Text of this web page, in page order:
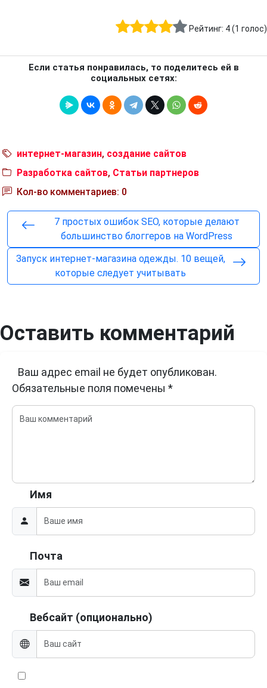
Рейтинг: 4(1 голос)
Если статья понравилась, то поделитесь ей в
социальных сетях:
интернет-магазин, создание сайтов
Разработка сайтов, Статьи партнеров
Кол-во комментариев: 0
7 простых ошибок SEO, которые делают
большинство блоггеров на WordPress
Запуск интернет-магазина одежды. 10 вещей,
которые следует учитывать
Оставить комментарий
Ваш адрес email не будет опубликован.
Обязательные поля помечены *
Имя
Почта
Вебсайт (опционально)